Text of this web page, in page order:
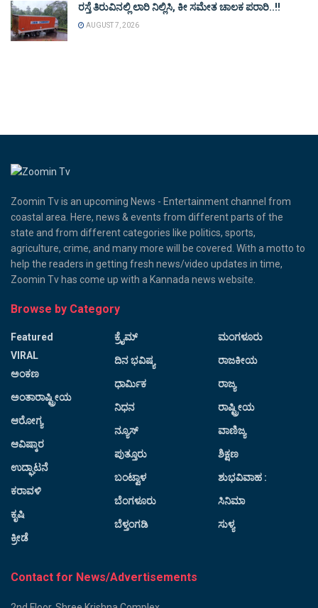
ರಸ್ತೆ ತಿರುವಿನಲ್ಲಿ ಲಾರಿ ನಿಲ್ಲಿಸಿ, ಕೀ ಸಮೇತ ಚಾಲಕ ಪರಾರಿ..!!
AUGUST 7, 2026
Zoomin Tv is an upcoming News - Entertainment channel from
coastal area. Here, news & events from different parts of the
state and from different categories like politics, sports,
agriculture, crime, and many more will be covered. With a motto to
help the readers in getting fresh news/video updates in time,
Zoomin Tv has come up with a Kannada news website.
Browse by Category
Featured
VIRAL
ಅಂಕಣ
ಅಂತಾರಾಷ್ಟ್ರೀಯ
ಆರೋಗ್ಯ
ಆವಿಷ್ಕಾರ
ಉದ್ಘಾಟನೆ
ಕರಾವಳಿ
ಕೃಷಿ
ಕ್ರೀಡೆ
ಕ್ರೈಮ್
ದಿನ ಭವಿಷ್ಯ
ಧಾರ್ಮಿಕ
ನಿಧನ
ನ್ಯೂಸ್
ಪುತ್ತೂರು
ಬಂಟ್ವಾಳ
ಬೆಂಗಳೂರು
ಬೆಳ್ತಂಗಡಿ
ಮಂಗಳೂರು
ರಾಜಕೀಯ
ರಾಜ್ಯ
ರಾಷ್ಟ್ರೀಯ
ವಾಣಿಜ್ಯ
ಶಿಕ್ಷಣ
ಶುಭವಿವಾಹ :
ಸಿನಿಮಾ
ಸುಳ್ಯ
Contact for News/Advertisements